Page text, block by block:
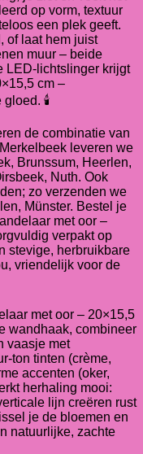
op vorm, textuur
een plek geeft.
of laat hem juist
muur – beide
LED-lichtslinger krijgt
cm –
gloed. 🕯️
de combinatie van
leveren we
Brunssum, Heerlen,
Nuth. Ook
zo verzenden we
Münster. Bestel je
met oor –
verpakt op
stevige, herbruikbare
vriendelijk voor de
met oor – 20×15,5
wandhaak, combineer
vaasje met
ton tinten (crème,
accenten (oker,
herhaling mooi:
lijn creëren rust
je de bloemen en
natuurlijke, zachte